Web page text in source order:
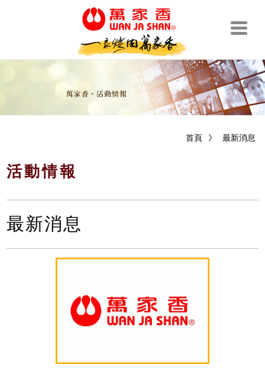
最新消息
》
首頁
活動情報
最新消息